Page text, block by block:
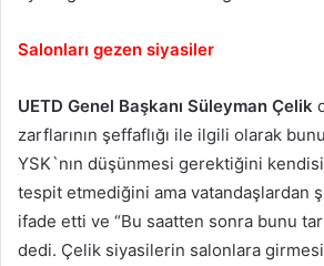
Salonları gezen siyasiler
UETD Genel Başkanı Süleyman Çelik
zarflarının şeffaflığı ile ilgili olarak
YSK`nın düşünmesi gerektiğini
tespit etmediğini ama vatandaşlardan
ifade etti ve “Bu saatten sonra bunu
dedi. Çelik siyasilerin salonlara